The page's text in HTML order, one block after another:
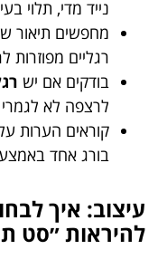
נייד מדי, תלוי
מחפשים תיאור
רגליים מפוזרות
בודקים אם יש
לרצפה לא
קוראים הערות
בורג אחד
עיצוב: איך
להיראות ״סט